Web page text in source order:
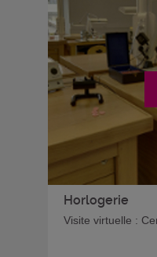
Horlogerie
Visite virtuelle :